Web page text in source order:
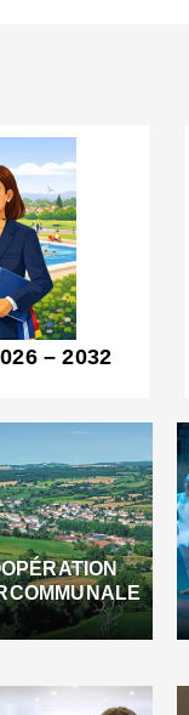
– 2032